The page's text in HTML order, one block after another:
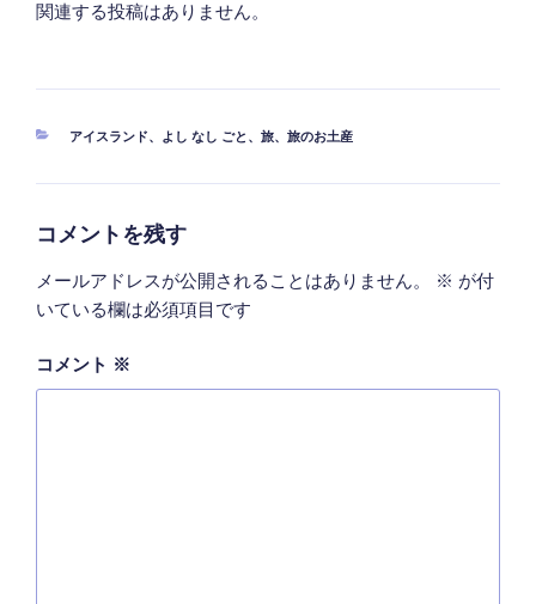
関連する投稿はありません。
カ
ー
アイスランド、 よし なし ごと 、 旅、 旅のお土産
コメントを残す
メールアドレスが公開されることはありません。 ※ が付
いている欄は必須項目です
コメント ※